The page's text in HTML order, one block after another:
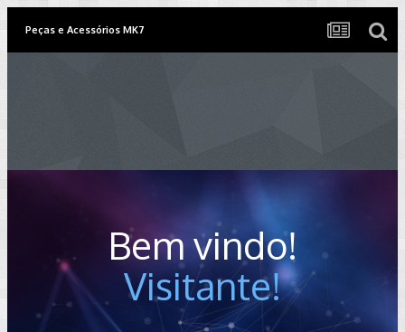
Peças e Acessórios MK7
Bem vindo!
Visitante!